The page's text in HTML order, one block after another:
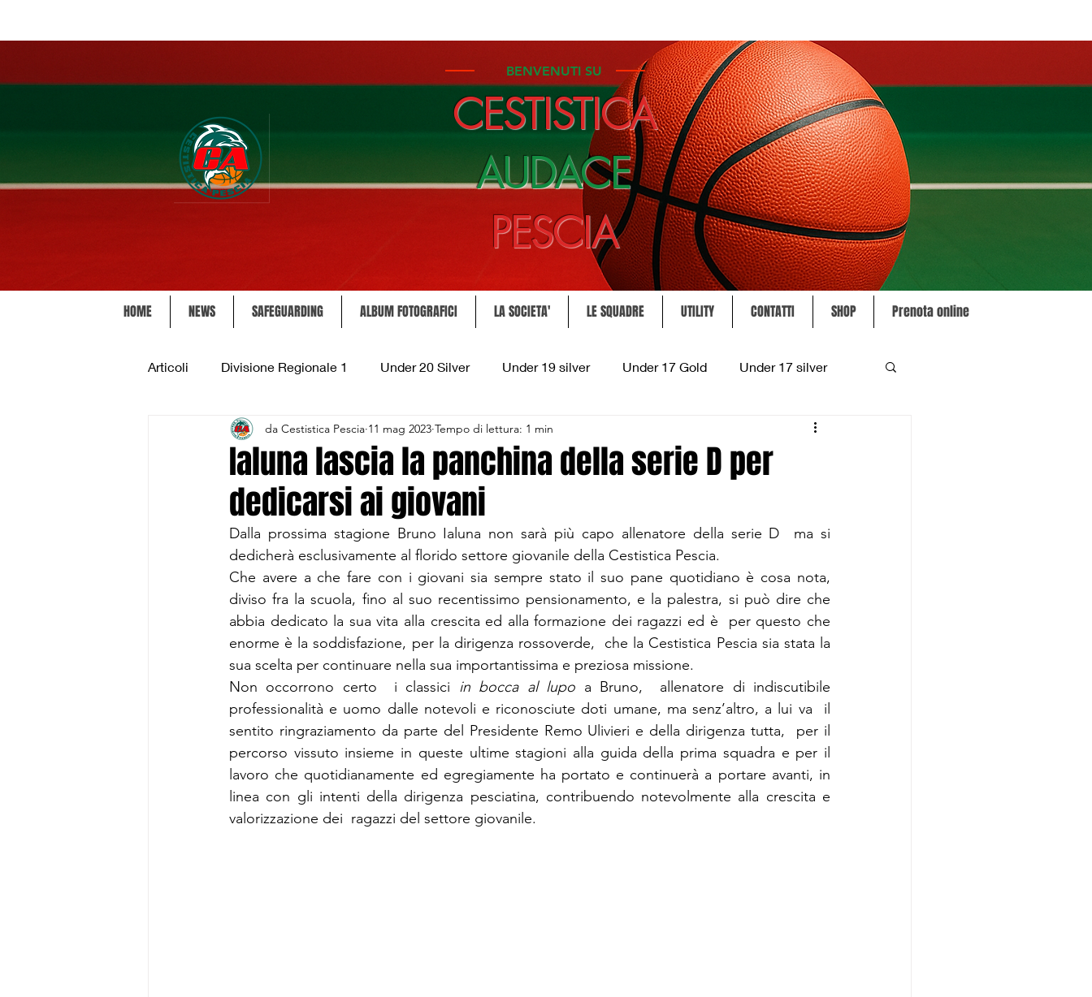
BENVENUTI SU
CESTISTICA
AUDACE
PESCIA
HOME NEWS SAFEGUARDING ALBUM FOTOGRAFICI LA SOCIETA' LE SQUADRE UTILITY CONTATTI SHOP Prenota online
Articoli Divisione Regionale 1 Under 20 Silver Under 19 silver Under 17 Gold Under 17 silver
Under 15 Silver Under 14 Silver Under 13 Silver Esordienti
CSI Juniores CSI Under 13 Divisione Regionale 3
Ialuna lascia la panchina della serie D per
dedicarsi ai giovani
da Cestistica Pescia 11 mag 2023 Tempo di lettura: 1 min
Dalla prossima stagione Bruno Ialuna non sarà più capo allenatore della serie D  ma si
dedicherà esclusivamente al florido settore giovanile della Cestistica Pescia.
Che avere a che fare con i giovani sia sempre stato il suo pane quotidiano è cosa nota,
diviso fra la scuola, fino al suo recentissimo pensionamento, e la palestra, si può dire che
abbia dedicato la sua vita alla crescita ed alla formazione dei ragazzi ed è  per questo che
enorme è la soddisfazione, per la dirigenza rossoverde,  che la Cestistica Pescia sia stata la
sua scelta per continuare nella sua importantissima e preziosa missione.
Non occorrono certo  i classici in bocca al lupo a Bruno,  allenatore di indiscutibile
professionalità e uomo dalle notevoli e riconosciute doti umane, ma senz’altro, a lui va  il
sentito ringraziamento da parte del Presidente Remo Ulivieri e della dirigenza tutta,  per il
percorso vissuto insieme in queste ultime stagioni alla guida della prima squadra e per il
lavoro che quotidianamente ed egregiamente ha portato e continuerà a portare avanti, in
linea con gli intenti della dirigenza pesciatina, contribuendo notevolmente alla crescita e
valorizzazione dei  ragazzi del settore giovanile.